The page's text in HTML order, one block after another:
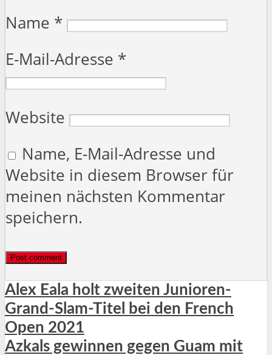
Name *
E-Mail-Adresse *
Website
Name, E-Mail-Adresse und
Website in diesem Browser für
meinen nächsten Kommentar
speichern.
Alex Eala holt zweiten Junioren-
Grand-Slam-Titel bei den French
Open 2021
Azkals gewinnen gegen Guam mit